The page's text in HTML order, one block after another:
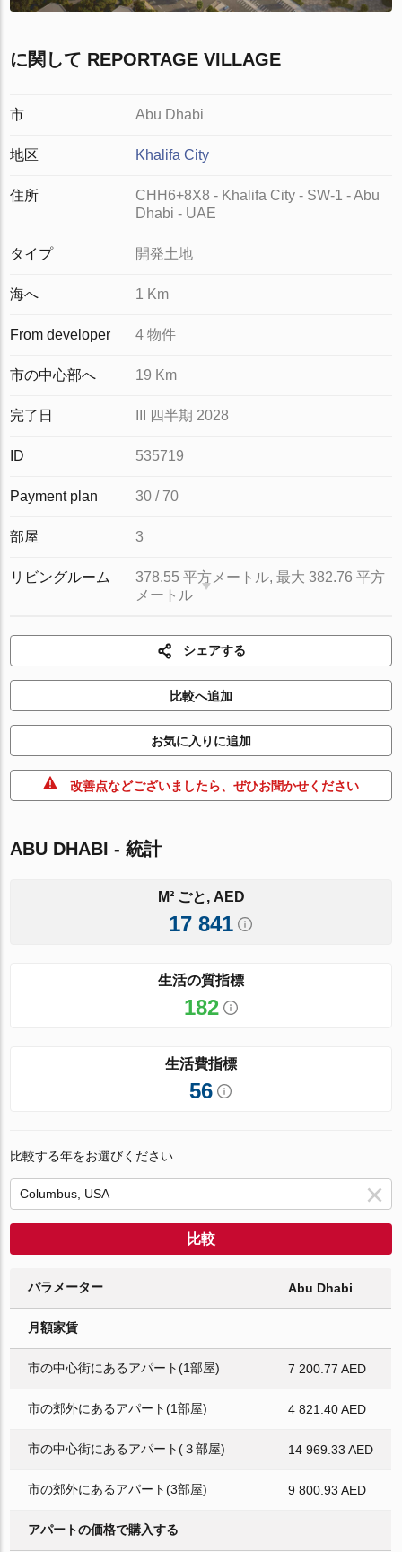
に関して REPORTAGE VILLAGE
市 Abu Dhabi
地区 Khalifa City
住所
CHH6+8X8 - Khalifa City - SW-1 - Abu
Dhabi - UAE
タイプ 開発土地
海へ 1 Km
From developer 4 物件
市の中心部へ 19 Km
完了日 III 四半期 2028
ID 535719
Payment plan 30 / 70
部屋 3
リビングルーム
378.55 平方メートル, 最大 382.76 平方
メートル
シェアする
比較へ追加
お気に入りに追加
改善点などございましたら、ぜひお聞かせください
ABU DHABI - 統計
M² ごと, AED
17 841
生活の質指標
182
生活費指標
56
比較する年をお選びください
比較
パラメーター Abu Dhabi
月額家賃
市の中心街にあるアパート(1部屋) 7 200.77 AED
市の郊外にあるアパート(1部屋) 4 821.40 AED
市の中心街にあるアパート(３部屋) 14 969.33 AED
市の郊外にあるアパート(3部屋) 9 800.93 AED
アパートの価格で購入する